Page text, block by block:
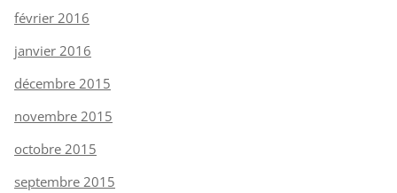
février 2016
janvier 2016
décembre 2015
novembre 2015
octobre 2015
septembre 2015